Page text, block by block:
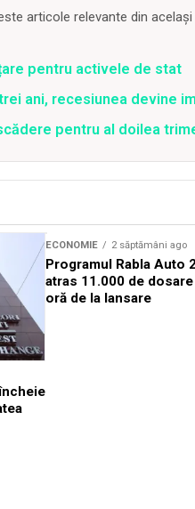
articole relevante din
pentru activele de stat
ani, recesiunea devine
pentru al doilea
ECONOMIE 2 săptămâni ago
Programul Rabla Auto
atras 11.000 de
oră de la lansare